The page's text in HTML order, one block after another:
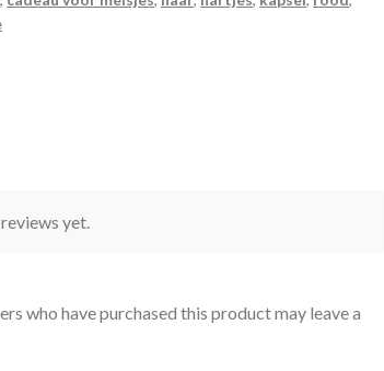
yet.
who have purchased this product may leave a